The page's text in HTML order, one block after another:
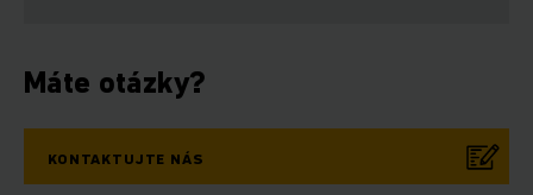
Máte otázky?
KONTAKTUJTE NÁS